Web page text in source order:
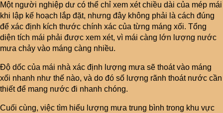
Một người nghiệp dư có thể chỉ xem xét chiều dài của mép mái
khi lập kế hoạch lắp đặt, nhưng đây không phải là cách đúng
để xác định kích thước chính xác của từng máng xối. Tổng
diện tích mái phải được xem xét, vì mái càng lớn lượng nước
mưa chảy vào máng càng nhiều.
Độ dốc của mái nhà xác định lượng mưa sẽ thoát vào máng
xối nhanh như thế nào, và do đó số lượng rãnh thoát nước cần
thiết để mang nước đi nhanh chóng.
Cuối cùng, việc tìm hiểu lượng mưa trung bình trong khu vực